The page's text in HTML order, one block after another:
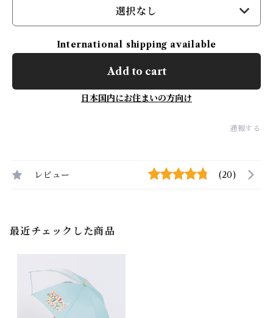
選択なし
International shipping available
Add to cart
日本国内にお住まいの方向け
通報する
レビュー (20)
最近チェックした商品